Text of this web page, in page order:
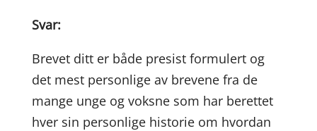
Svar:
Brevet ditt er både presist formulert og
det mest personlige av brevene fra de
mange unge og voksne som har berettet
hver sin personlige historie om hvordan